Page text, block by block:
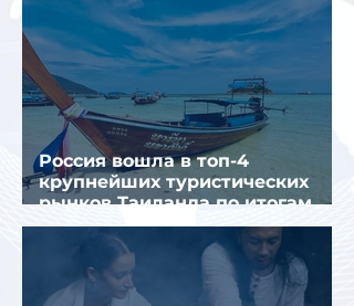
Россия вошла в топ-4
крупнейших туристических
рынков Таиланда по итогам
семи месяцев 2026 года